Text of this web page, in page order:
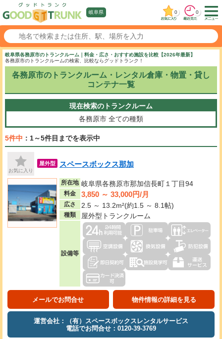
岐阜県 0 0
岐阜県各務原市のトランクルーム｜料金・広さ・おすすめ施設を比較【2026年最新】
各務原市のトランクルームの検索、比較ならグッドトランク！
各務原市のトランクルーム・レンタル倉庫・物置・貸し
コンテナ一覧
現在検索のトランクルーム
各務原市 全ての種類
5件中 ：1～5件目までを表示中
お気に入り
屋外型 スペースボックス那加
所在地 岐阜県各務原市那加信長町１丁目94
料金 3,850 ～ 33,000円/月
広さ 2.5 ～ 13.2m²(約1.5 ～ 8.1帖)
種類 屋外型トランクルーム
設備等
メールでお問合せ 物件情報の詳細を見る
運営会社：（有）スペースボックスレンタルサービス
電話でお問合せ：0120-39-3769